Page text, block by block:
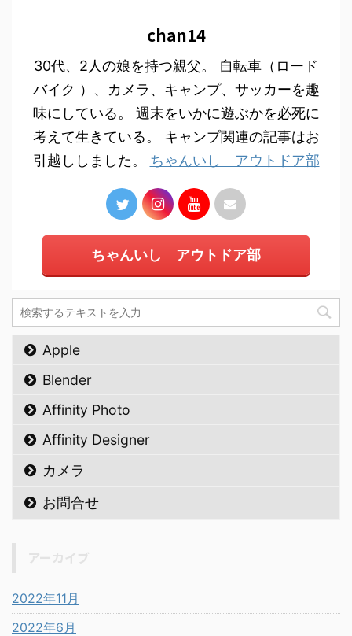
chan14
30代、2人の娘を持つ親父。 自転車（ロード
バイク ）、カメラ、キャンプ、サッカーを趣
味にしている。 週末をいかに遊ぶかを必死に
考えて生きている。 キャンプ関連の記事はお
引越ししました。 ちゃんいし アウトドア部
ちゃんいし アウトドア部
Apple
Blender
Affinity Photo
Affinity Designer
カメラ
お問合せ
2022年11月
2022年6月